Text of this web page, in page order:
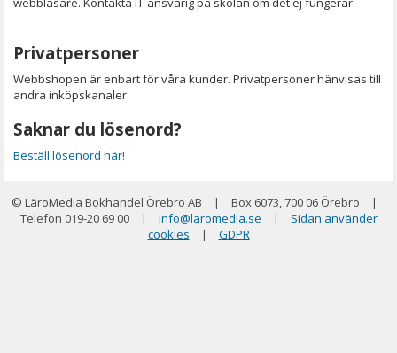
Privatpersoner
Webbshopen är enbart för våra kunder. Privatpersoner hänvisas till
andra inköpskanaler.
Saknar du lösenord?
Beställ lösenord här!
© LäroMedia Bokhandel Örebro AB | Box 6073, 700 06 Örebro
|
Telefon 019-20 69 00
| info@laromedia.se |
Sidan använder
cookies
| GDPR